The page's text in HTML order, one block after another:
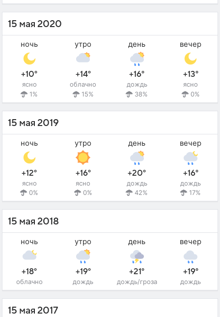
15 мая 2020
ночь
+10°
ясно
1%
утро
+14°
облачно
15%
день
+16°
дождь
38%
вечер
+13°
ясно
0%
15 мая 2019
ночь
+12°
ясно
0%
утро
+16°
ясно
0%
день
+20°
дождь
42%
вечер
+16°
дождь
17%
15 мая 2018
ночь
+18°
облачно
утро
+19°
дождь
день
+21°
дождь/гроза
вечер
+19°
дождь
15 мая 2017